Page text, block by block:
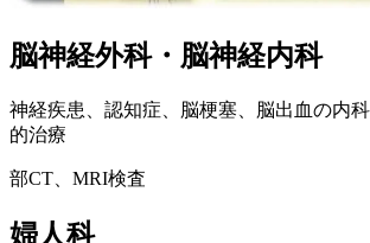
脳神経外科・脳神経内科
神経疾患、認知症、脳梗塞、脳出血の内
的治療
部CT、MRI検査
婦人科